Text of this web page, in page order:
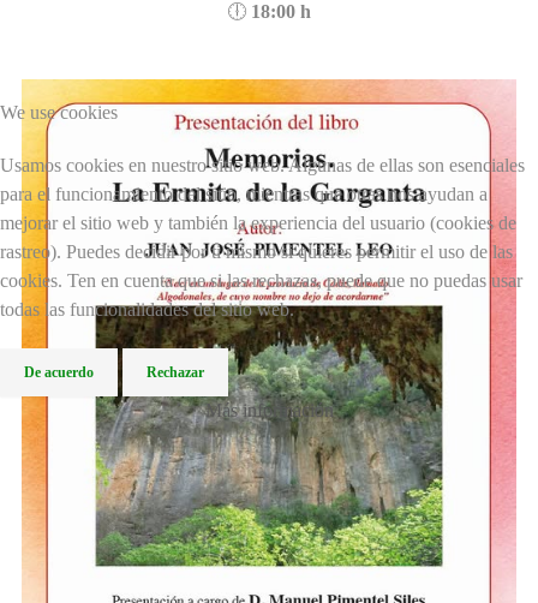
🕕 18:00 h
We use cookies
Usamos cookies en nuestro sitio web. Algunas de ellas son esenciales
para el funcionamiento del sitio, mientras que otras nos ayudan a
mejorar el sitio web y también la experiencia del usuario (cookies de
rastreo). Puedes decidir por ti mismo si quieres permitir el uso de las
cookies. Ten en cuenta que si las rechazas, puede que no puedas usar
todas las funcionalidades del sitio web.
De acuerdo Rechazar
Más información